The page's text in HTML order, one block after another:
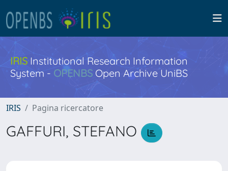
IRISInstitutional Research Information
System - OPENBS Open Archive UniBS
IRIS Pagina ricercatore
GAFFURI, STEFANO